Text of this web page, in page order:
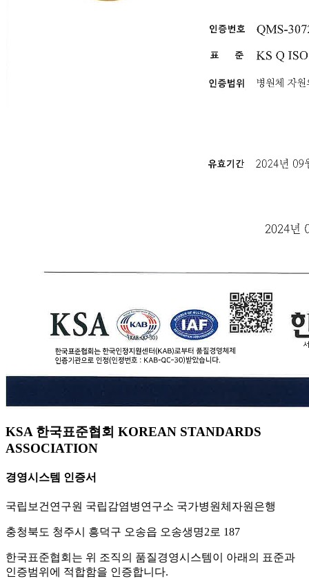
KSA 한국표준협회 KOREAN STANDARDS
ASSOCIATION
경영시스템 인증서
국립보건연구원 국립감염병연구소 국가병원체자원은행
충청북도 청주시 흥덕구 오송읍 오송생명2로 187
한국표준협회는 위 조직의 품질경영시스템이 아래의 표준과
인증범위에 적합함을 인증합니다.